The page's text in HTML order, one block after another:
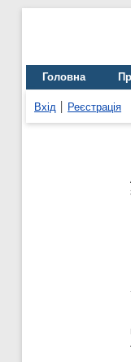
Головна
Вхід Реєстрація